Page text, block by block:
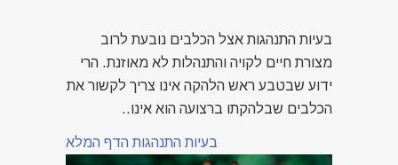
בעיות התנהגות אצל הכלבים נובעת לרוב
מצורת חיים לקויה והתנהלות לא מאוזנת. הרי
ידוע שבטבע ראש הלהקה אינו צריך לקשור את
הכלבים שבלהקתו ברצועה הוא אינו..
בעיות התנהגות הדף המלא